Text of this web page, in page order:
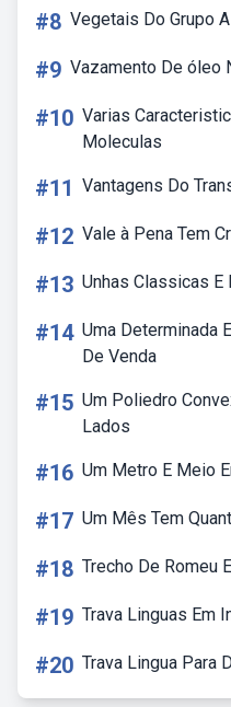
#8 Vegetais Do Grupo A
#9 Vazamento De óleo
#10 Varias
Moleculas
#11 Vantagens Do
#12 Vale à Pena Tem
#13 Unhas Classicas E
#14 Uma Determinada
De Venda
#15 Um Poliedro
Lados
#16 Um Metro E Meio
#17 Um Mês Tem
#18 Trecho De Romeu
#19 Trava Linguas Em
#20 Trava Lingua Para